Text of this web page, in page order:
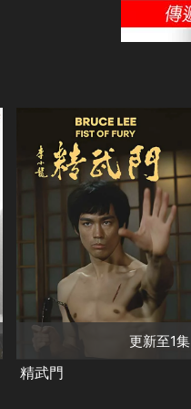
更新至1集
演員
田俊
瑪麗亞伊
苗可秀
類別
動作
經典
更新至1集
精武門